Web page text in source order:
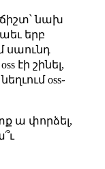
ճիշտ՝ նախ
երբ
սաունդ
էի շինել,
oss֊
ա փորձել,